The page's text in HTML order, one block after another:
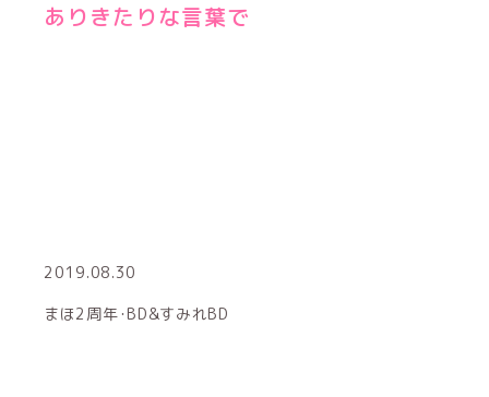
ありきたりな言葉で
2019.08.30
まほ2周年･BD&すみれBD